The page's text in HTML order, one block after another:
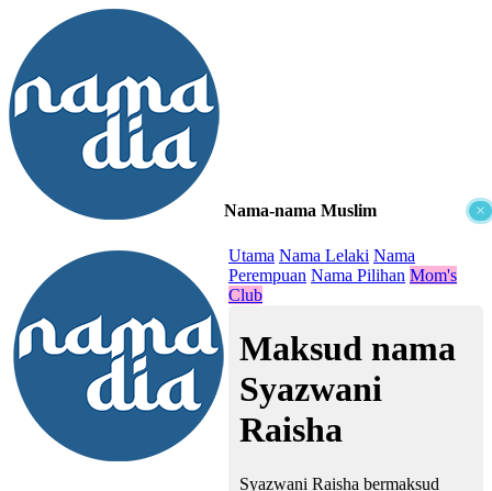
×
Nama-nama Muslim
Utama Nama Lelaki Nama
Perempuan Nama Pilihan Mom's
Club
Maksud nama
Syazwani
Raisha
Syazwani Raisha bermaksud